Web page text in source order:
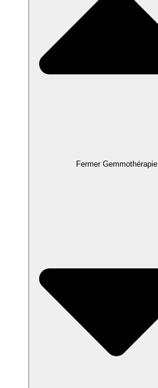
Fermer Gemmothérapie